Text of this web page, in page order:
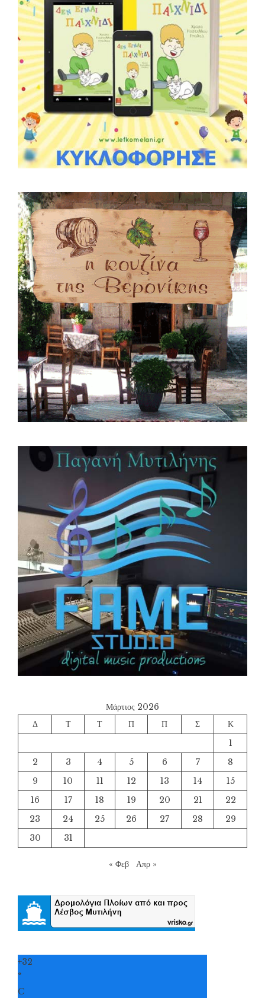
Μάρτιος 2026
Δ
Τ Τ Π Π Σ
Κ
1
2
3 4 5 6 7
8
9
10 11 12 13 14
15
16
17 18 19 20 21
22
23
24 25 26 27 28
29
30
31
« Φεβ Απρ »
+32
°
C